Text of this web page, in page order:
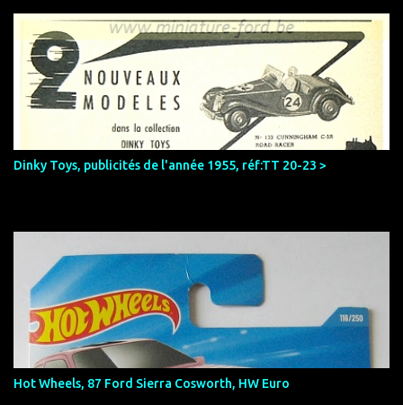
t
a
i
r
Dinky Toys, publicités de l'année 1955, réf:TT 20-23 >
Hot Wheels, 87 Ford Sierra Cosworth, HW Euro